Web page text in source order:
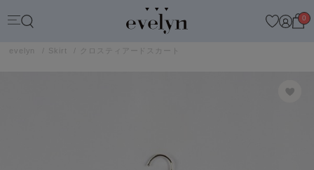
0
evelyn Skirt クロスティアードスカート